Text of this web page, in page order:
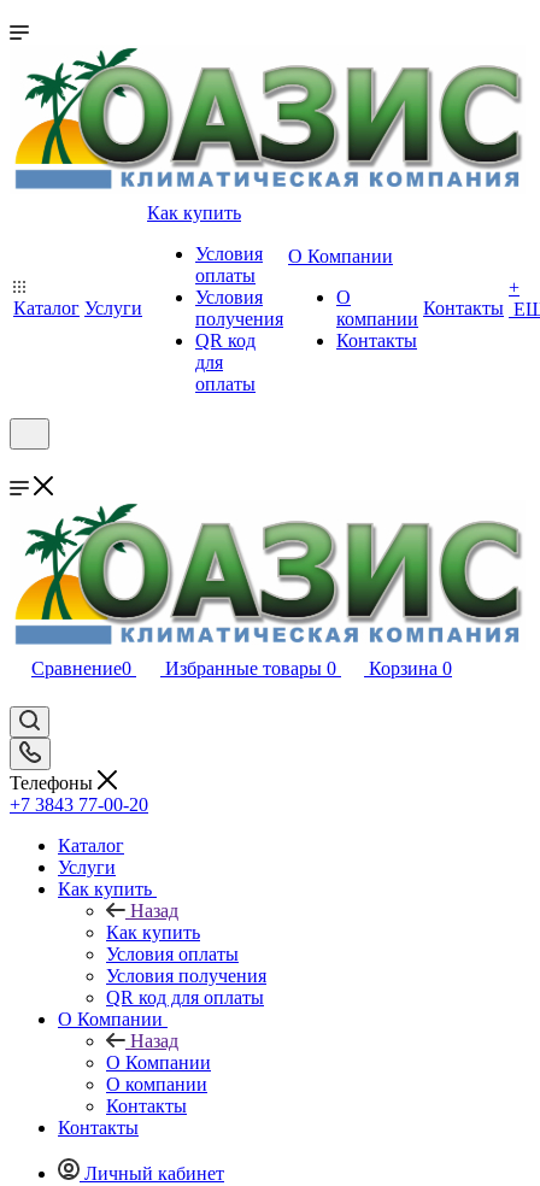
Каталог Услуги
Как купить
Условия
оплаты
Условия
получения
QR код
для
оплаты
О Компании
О
компании
Контакты
Контакты
+
Сравнение0 Избранные товары 0 Корзина 0
Телефоны
+7 3843 77-00-20
Каталог
Услуги
Как купить
Назад
Как купить
Условия оплаты
Условия получения
QR код для оплаты
О Компании
Назад
О Компании
О компании
Контакты
Контакты
Личный кабинет